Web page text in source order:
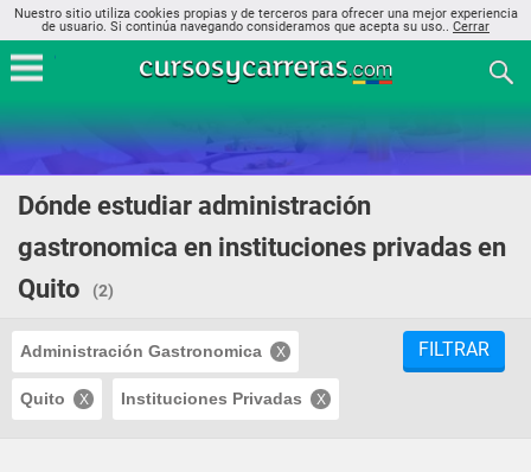
Nuestro sitio utiliza cookies propias y de terceros para ofrecer una mejor experiencia
de usuario. Si continúa navegando consideramos que acepta su uso.. Cerrar
Dónde estudiar administración
gastronomica en instituciones privadas en
Quito
(2)
Administración Gastronomica
Quito Instituciones Privadas
FILTRAR